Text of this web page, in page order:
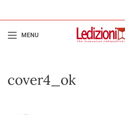
MENU
cover4_ok